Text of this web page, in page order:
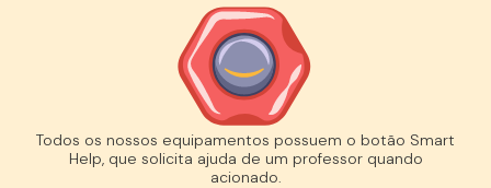
Todos os nossos equipamentos possuem o botão Smart
Help, que solicita ajuda de um professor quando
acionado.